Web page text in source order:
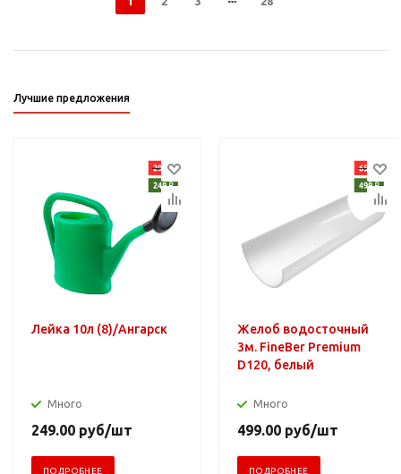
Лучшие предложения
Лейка 10л (8)/Ангарск
Много
249.00 руб/шт
ПОДРОБНЕЕ
Желоб водосточный
3м. FineBer Premium
D120, белый
Много
499.00 руб/шт
ПОДРОБНЕЕ